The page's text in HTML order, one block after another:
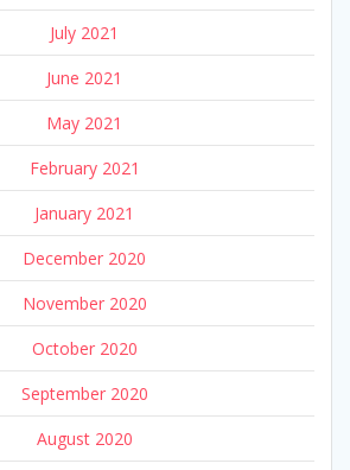
July 2021
June 2021
May 2021
February 2021
January 2021
December 2020
November 2020
October 2020
September 2020
August 2020